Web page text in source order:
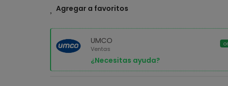
Agregar a favoritos
UMCO
Ventas
¿Necesitas ayuda?